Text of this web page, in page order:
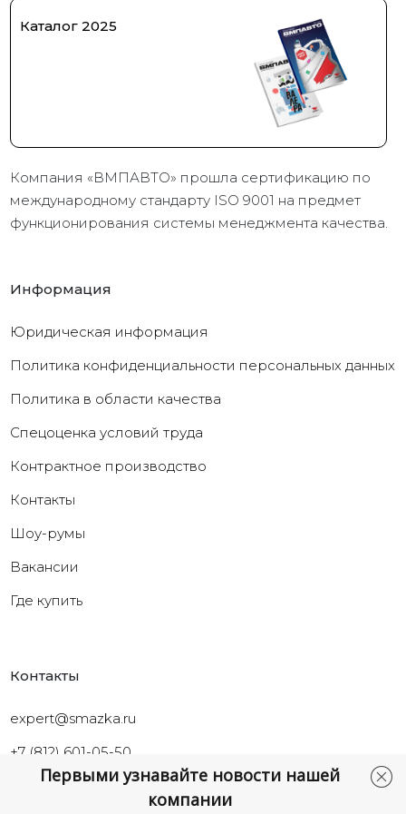
Первыми узнавайте новости нашей
компании
Каталог 2025
Компания «ВМПАВТО» прошла сертификацию по
международному стандарту ISO 9001 на предмет
функционирования системы менеджмента качества.
Информация
Юридическая информация
Политика конфиденциальности персональных данных
Политика в области качества
Cпецоценка условий труда
Контрактное производство
Контакты
Шоу-румы
Вакансии
Где купить
Контакты
expert@smazka.ru
+7 (812) 601-05-50
Санкт-Петербург,
ул.Промышленная, д.40а